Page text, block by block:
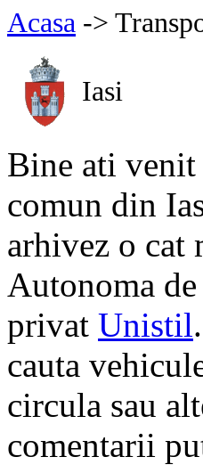
Acasa ->
Iasi
Bine ati
comun din
arhivez o cat
Autonoma
privat Unistil
cauta
circula sau
comentarii